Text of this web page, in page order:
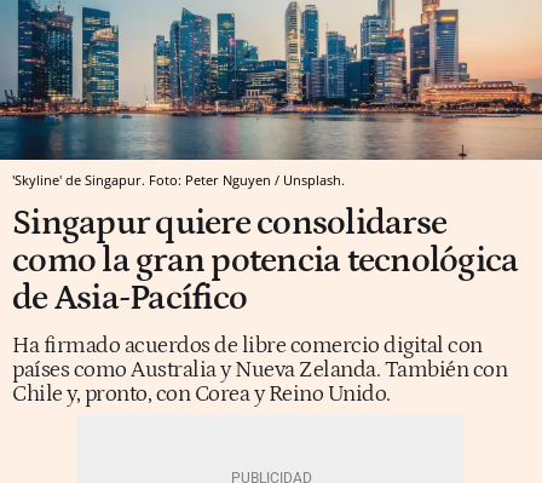
'Skyline' de Singapur. Foto: Peter Nguyen / Unsplash.
Singapur quiere consolidarse
como la gran potencia tecnológica
de Asia-Pacífico
Ha firmado acuerdos de libre comercio digital con
países como Australia y Nueva Zelanda. También con
Chile y, pronto, con Corea y Reino Unido.